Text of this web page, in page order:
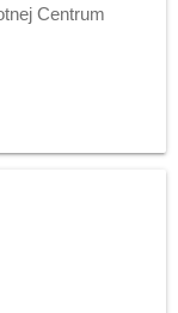
Centrum